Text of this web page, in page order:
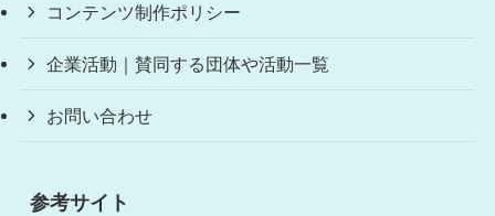
コンテンツ制作ポリシー
企業活動｜賛同する団体や活動一覧
お問い合わせ
参考サイト